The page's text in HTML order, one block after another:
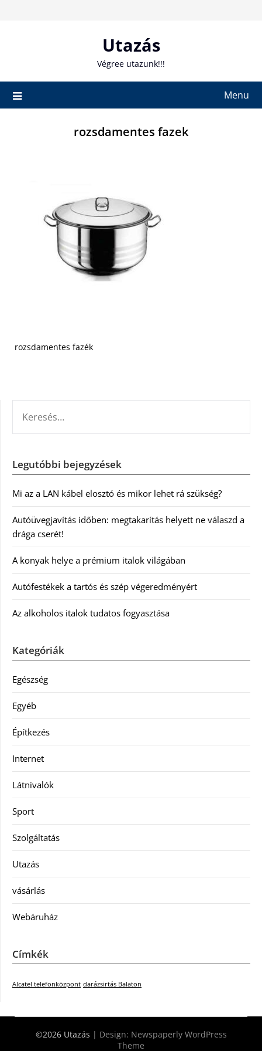
Utazás
Végree utazunk!!!
Menu
rozsdamentes fazek
rozsdamentes fazék
Legutóbbi bejegyzések
Mi az a LAN kábel elosztó és mikor lehet rá szükség?
Autóüvegjavítás időben: megtakarítás helyett ne válaszd a
drága cserét!
A konyak helye a prémium italok világában
Autófestékek a tartós és szép végeredményért
Az alkoholos italok tudatos fogyasztása
Kategóriák
Egészség
Egyéb
Építkezés
Internet
Látnivalók
Sport
Szolgáltatás
Utazás
vásárlás
Webáruház
Címkék
Alcatel telefonközpont darázsirtás Balaton
©2026 Utazás | Design: Newspaperly WordPress
Theme